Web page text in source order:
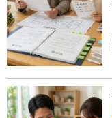
立
つ
ス
タ
ッ
フ
ブ
ロ